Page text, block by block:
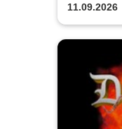
11.09.2026